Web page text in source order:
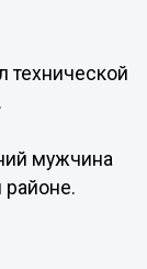
технической
мужчина